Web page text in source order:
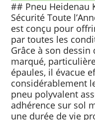
## Pneu Heidenau
Sécurité Toute
est conçu pour
par toutes les
Grâce à son
marqué,
épaules, il évacue
considérablement
pneu polyvalent
adhérence sur sol
une durée de vie